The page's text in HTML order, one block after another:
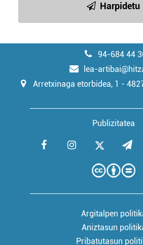
Harpidetu
94-684 44
lea-
Arretxinaga etorbidea, 1 -
Publizitatea
Argitalpen
Aniztasun
Pribatutasun